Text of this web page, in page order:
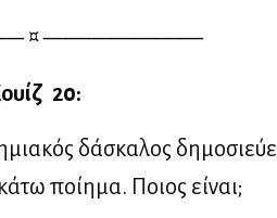
¤ ———————
20:
δά­σκα­λος
ποί­η­μα. Ποιος εί­ναι;